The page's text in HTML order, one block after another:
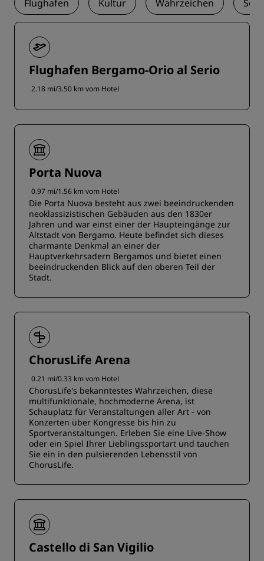
Flughafen Kultur Wahrzeichen
Flughafen Bergamo-Orio al Serio
2.18 mi/3.50 km vom Hotel
Porta Nuova
0.97 mi/1.56 km vom Hotel
Die Porta Nuova besteht aus zwei beeindruckenden
neoklassizistischen Gebäuden aus den 1830er
Jahren und war einst einer der Haupteingänge zur
Altstadt von Bergamo. Heute befindet sich dieses
charmante Denkmal an einer der
Hauptverkehrsadern Bergamos und bietet einen
beeindruckenden Blick auf den oberen Teil der
Stadt.
ChorusLife Arena
0.21 mi/0.33 km vom Hotel
ChorusLife's bekanntestes Wahrzeichen, diese
multifunktionale, hochmoderne Arena, ist
Schauplatz für Veranstaltungen aller Art - von
Konzerten über Kongresse bis hin zu
Sportveranstaltungen. Erleben Sie eine Live-Show
oder ein Spiel Ihrer Lieblingssportart und tauchen
Sie ein in den pulsierenden Lebensstil von
ChorusLife.
Castello di San Vigilio